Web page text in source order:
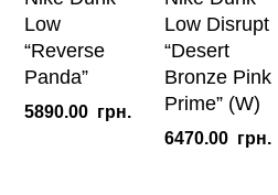
Low
“Reverse
Panda”
5890.00 грн.
Low Disrupt
“Desert
Bronze Pink
Prime” (W)
6470.00 грн.